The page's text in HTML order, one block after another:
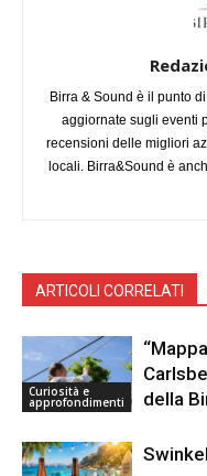
Birra & Sound è il punto
aggiornate sugli eventi
recensioni delle migliori
locali. Birra&Sound è
ARTICOLI CORRELATI
Curiosità e
approfondimenti
della